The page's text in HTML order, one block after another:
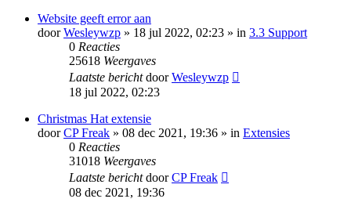
Website geeft error aan
doorWesleywzp » 18 jul 2022, 02:23 » in 3.3 Support
0 Reacties
25618 Weergaves
Laatste berichtdoorWesleywzp
18 jul 2022, 02:23
Christmas Hat extensie
doorCP Freak » 08 dec 2021, 19:36 » in Extensies
0 Reacties
31018 Weergaves
Laatste berichtdoorCP Freak
08 dec 2021, 19:36